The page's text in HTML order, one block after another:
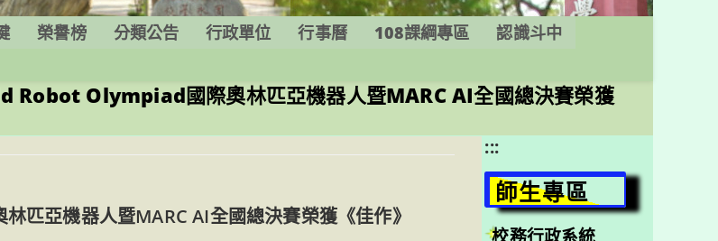
榮譽榜 分類公告 行政單位 行事曆 108課綱專區
認識斗中
Robot Olympiad國際奧林匹亞機器人暨MARC AI全國總決賽榮獲
亞機器人暨MARC AI全國總決賽榮獲《佳作》
:::
師生專區